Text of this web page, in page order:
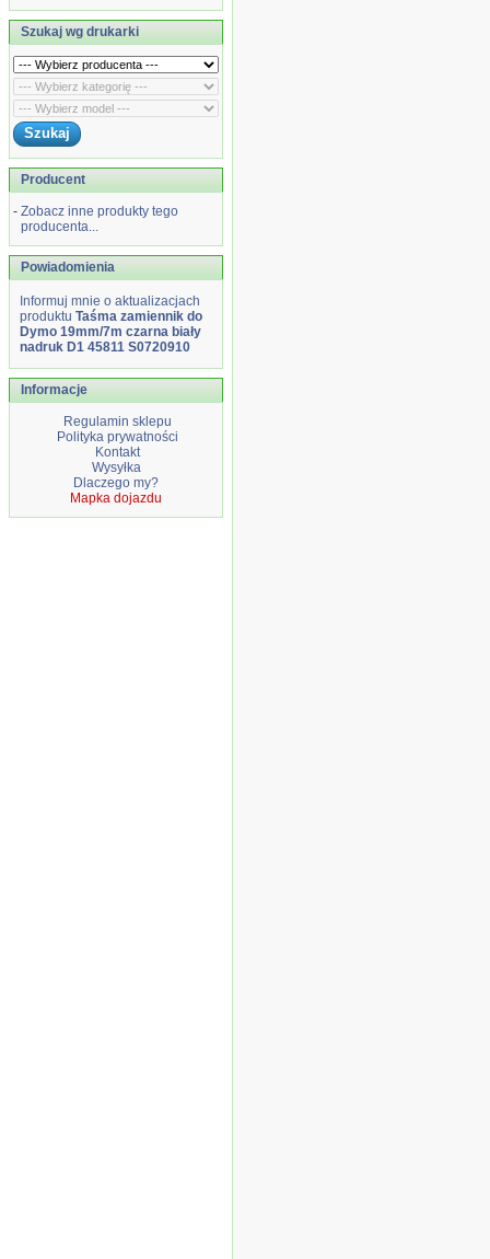
Szukaj wg drukarki
Producent
- Zobacz inne produkty tego
producenta...
Powiadomienia
Informuj mnie o aktualizacjach
produktu Taśma zamiennik do
Dymo 19mm/7m czarna biały
nadruk D1 45811 S0720910
Informacje
Regulamin sklepu
Polityka prywatności
Kontakt
Wysyłka
Dlaczego my?
Mapka dojazdu